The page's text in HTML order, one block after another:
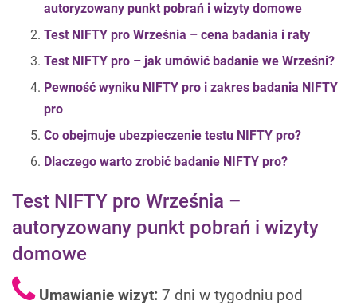
autoryzowany punkt pobrań i wizyty domowe
Test NIFTY pro Września – cena badania i raty
Test NIFTY pro – jak umówić badanie we Wrześni?
Pewność wyniku NIFTY pro i zakres badania NIFTY
pro
Co obejmuje ubezpieczenie testu NIFTY pro?
Dlaczego warto zrobić badanie NIFTY pro?
Test NIFTY pro Września –
autoryzowany punkt pobrań i wizyty
domowe
Umawianie wizyt: 7 dni w tygodniu pod